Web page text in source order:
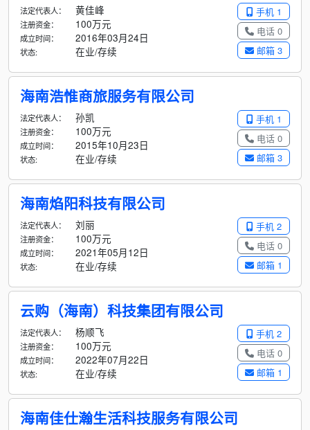
手机 1
电话 0
邮箱 3
法定代表人： 黄佳峰
注册资金： 100万元
成立时间： 2016年03月24日
状态: 在业/存续
海南浩惟商旅服务有限公司
手机 1
电话 0
邮箱 3
法定代表人： 孙凯
注册资金： 100万元
成立时间： 2015年10月23日
状态: 在业/存续
海南焰阳科技有限公司
手机 2
电话 0
邮箱 1
法定代表人： 刘丽
注册资金： 100万元
成立时间： 2021年05月12日
状态: 在业/存续
云购（海南）科技集团有限公司
手机 2
电话 0
邮箱 1
法定代表人： 杨顺飞
注册资金： 100万元
成立时间： 2022年07月22日
状态: 在业/存续
海南佳仕瀚生活科技服务有限公司